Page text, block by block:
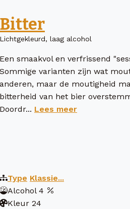
Bitter
Lichtgekleurd, laag alcohol
Een smaakvol en verfrissend
Sommige varianten zijn wat
anderen, maar de moutigheid
bitterheid van het bier
Doordr... Lees meer
Type Klassie...
Alcohol 4
Kleur 24